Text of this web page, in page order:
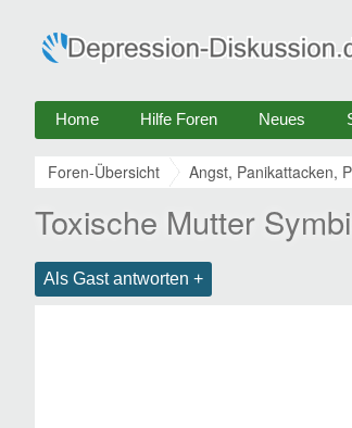
Home Hilfe Foren Neues
Foren-Übersicht Angst, Panikattacken,
Toxische Mutter
Als Gast antworten +